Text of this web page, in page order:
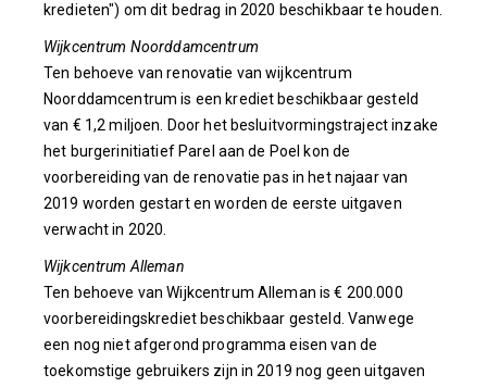
kredieten") om dit bedrag in 2020 beschikbaar te houden.
Wijkcentrum Noorddamcentrum
Ten behoeve van renovatie van wijkcentrum
Noorddamcentrum is een krediet beschikbaar gesteld
van € 1,2 miljoen. Door het besluitvormingstraject inzake
het burgerinitiatief Parel aan de Poel kon de
voorbereiding van de renovatie pas in het najaar van
2019 worden gestart en worden de eerste uitgaven
verwacht in 2020.
Wijkcentrum Alleman
Ten behoeve van Wijkcentrum Alleman is € 200.000
voorbereidingskrediet beschikbaar gesteld. Vanwege
een nog niet afgerond programma eisen van de
toekomstige gebruikers zijn in 2019 nog geen uitgaven